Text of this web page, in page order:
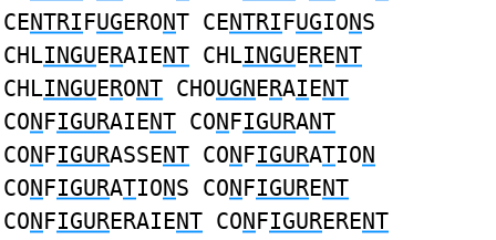
CENTRIFUGERONT CENTRIFUGIONS
CHLINGUERAIENT CHLINGUERENT
CHLINGUERONT CHOUGNERAIENT
CONFIGURAIENT CONFIGURANT
CONFIGURASSENT CONFIGURATION
CONFIGURATIONS CONFIGURENT
CONFIGURERAIENT CONFIGURERENT